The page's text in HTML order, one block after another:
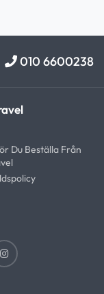
010 6600238
Du Beställa Från